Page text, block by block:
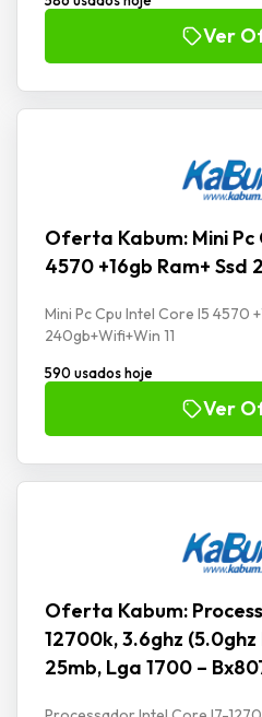
Ver
Oferta Kabum: Mini Pc
4570 +16gb Ram+ Ssd
Mini Pc Cpu Intel Core I5 4570
240gb+Wifi+Win 11
590 usados hoje
Ver
Oferta Kabum:
12700k, 3.6ghz
25mb, Lga 1700 –